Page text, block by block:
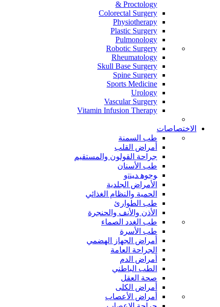
Proctology &
Colorectal Surgery
Physiotherapy
Plastic Surgery
Pulmonology
Robotic Surgery
Rheumatology
Skull Base Surgery
Spine Surgery
Sports Medicine
Urology
Vascular Surgery
Vitamin Infusion Therapy
الاختصاصات
طب السمنة
أمراض القلب
جراحة القولون والمستقيم
طب الأسنان
ﻮﺟﻮﻫ ﺪﻴﻨﺗﻭ
الأمراض الجلدية
الحمية والنظام الغذائي
طب الطوارئ
الأذن والأنف والحنجرة
طب الغدد الصماء
طب الأسرة
أمراض الجهاز الهضمي
الجراحة العامة
أمراض الدم
الطب الباطني
صحة العقل
أمراض الكلى
أمراض الأعصاب